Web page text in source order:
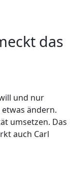
das
und nur
ändern.
umsetzen. Das
auch Carl